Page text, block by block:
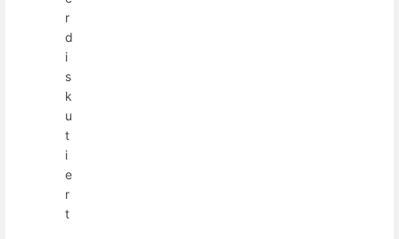
r
d
i
s
k
u
t
i
e
r
t